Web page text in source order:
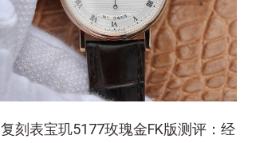
复刻表宝玑5177玫瑰金FK版测评：经